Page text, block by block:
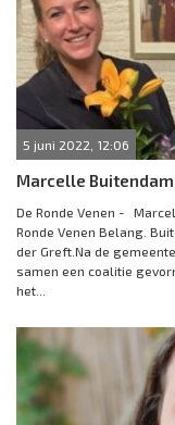
5 juni 2022, 12:06
Marcelle
De Ronde Venen -
Ronde Venen Belang.
der Greft.Na de
samen een coalitie
het...